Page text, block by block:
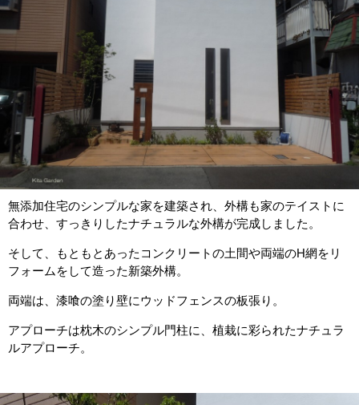
無添加住宅のシンプルな家を建築され、外構も家のテイストに
合わせ、すっきりしたナチュラルな外構が完成しました。
そして、もともとあったコンクリートの土間や両端のH網をリ
フォームをして造った新築外構。
両端は、漆喰の塗り壁にウッドフェンスの板張り。
アプローチは枕木のシンプル門柱に、植栽に彩られたナチュラ
ルアプローチ。